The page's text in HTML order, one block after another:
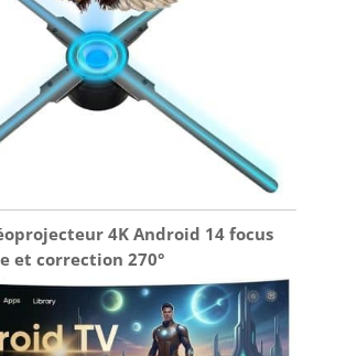
4K Android 14 focus
et correction 270°